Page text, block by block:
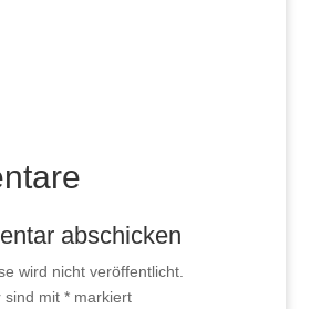
abschicken
wird nicht veröffentlicht.
sind mit *markiert